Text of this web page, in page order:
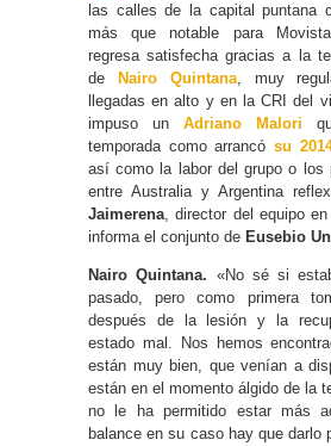
las calles de la capital puntana
más que notable para
regresa satisfecha gracias a la
de
Nairo Quintana, muy
llegadas en alto y en la CRI del
impuso un Adriano Malori
temporada como arrancó su
así como la labor del grupo o los
entre Australia y Argentina
Jaimerena, director del equipo
informa el conjunto de Eusebio
Nairo Quintana. «No sé si
pasado, pero como primera
después de la lesión y la
estado mal. Nos hemos
están muy bien, que venían a
están en el momento álgido de la
no le ha permitido estar más
balance en su caso hay que darlo